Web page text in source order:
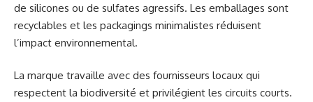
de silicones ou de sulfates agressifs. Les emballages sont
recyclables et les packagings minimalistes réduisent
l’impact environnemental.
La marque travaille avec des fournisseurs locaux qui
respectent la biodiversité et privilégient les circuits courts.